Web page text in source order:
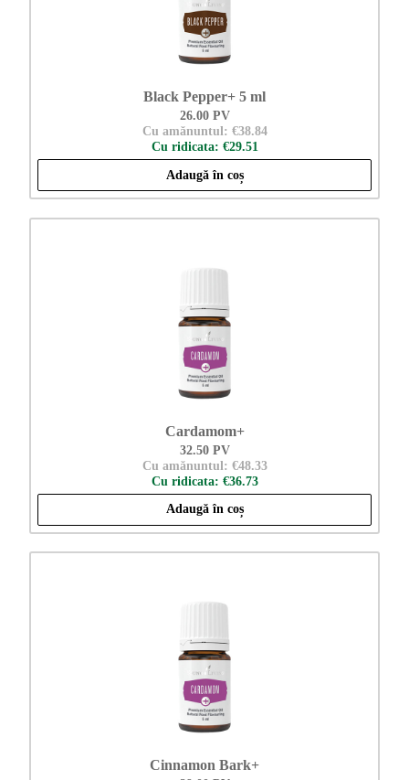
Black Pepper+ 5 ml
26.00 PV
Cu amănuntul: €38.84
Cu ridicata: €29.51
Adaugă în coș
Cardamom+
32.50 PV
Cu amănuntul: €48.33
Cu ridicata: €36.73
Adaugă în coș
Cinnamon Bark+